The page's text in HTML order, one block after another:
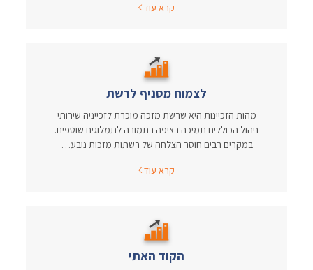
קרא עוד
לצמוח מסניף לרשת
מהות הזכיינות היא שרשת מזכה מוכרת לזכייניה שירותי
ניהול הכוללים תמיכה רציפה בתמורה לתמלוגים שוטפים.
במקרים רבים חוסר הצלחה של רשתות מזכות נובע…
קרא עוד
הקוד האתי